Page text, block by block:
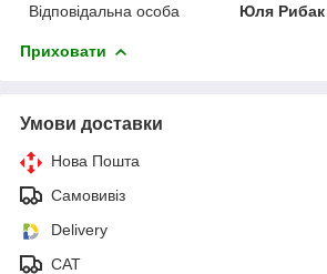
Відповідальна особа
Юля Рибак
Приховати
Умови доставки
Нова Пошта
Самовивіз
Delivery
САТ